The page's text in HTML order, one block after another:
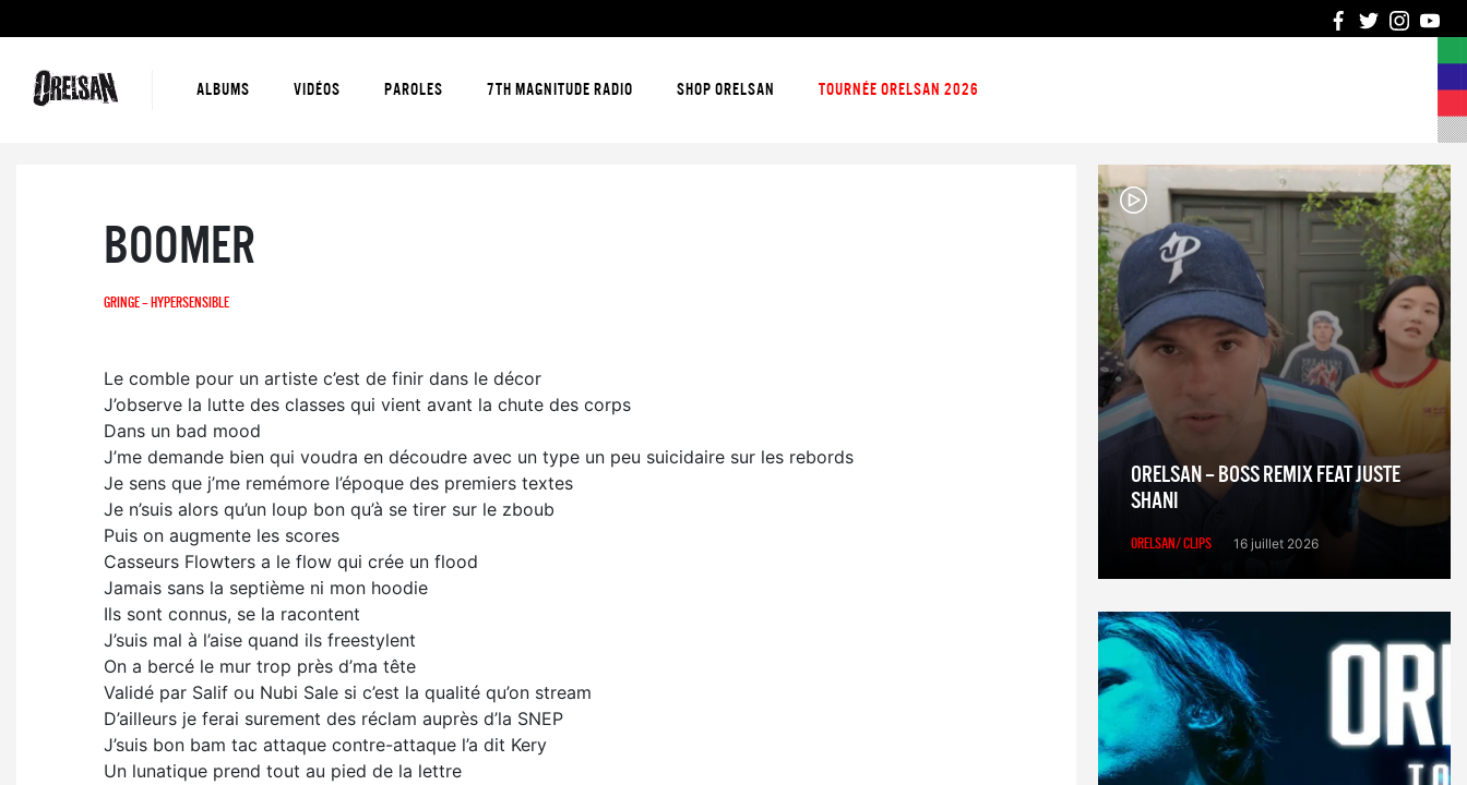
ALBUMS VIDÉOS PAROLES 7TH MAGNITUDE RADIO SHOP ORELSAN TOURNÉE ORELSAN 2026
BOOMER
GRINGE – HYPERSENSIBLE
Le comble pour un artiste c’est de finir dans le décor
J’observe la lutte des classes qui vient avant la chute des corps
Dans un bad mood
J’me demande bien qui voudra en découdre avec un type un peu suicidaire sur les rebords
Je sens que j’me remémore l’époque des premiers textes
Je n’suis alors qu’un loup bon qu’à se tirer sur le zboub
Puis on augmеnte les scores
Cassеurs Flowters a le flow qui crée un flood
Jamais sans la septième ni mon hoodie
Ils sont connus, se la racontent
J’suis mal à l’aise quand ils freestylent
On a bercé le mur trop près d’ma tête
Validé par Salif ou Nubi Sale si c’est la qualité qu’on stream
D’ailleurs je ferai surement des réclam auprès d’la SNEP
J’suis bon bam tac attaque contre-attaque l’a dit Kery
Un lunatique prend tout au pied de la lettre
ORELSAN – BOSS REMIX FEAT JUSTE
SHANI
ORELSAN/ CLIPS 16 juillet 2026